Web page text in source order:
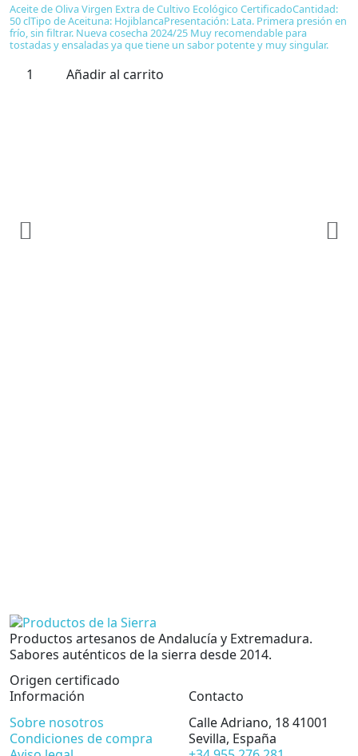
Aceite de Oliva Virgen Extra de Cultivo Ecológico CertificadoCantidad:
50 clTipo de Aceituna: HojiblancaPresentación: Lata. Primera presión en
frío, sin filtrar. Nueva cosecha 2024/25 Muy recomendable para
tostadas y ensaladas ya que tiene un sabor potente y muy singular.
Añadir al carrito
Productos artesanos de Andalucía y Extremadura.
Sabores auténticos de la sierra desde 2014.
Origen certificado
Información
Sobre nosotros
Condiciones de compra
Contacto
Calle Adriano, 1841001
Sevilla, España